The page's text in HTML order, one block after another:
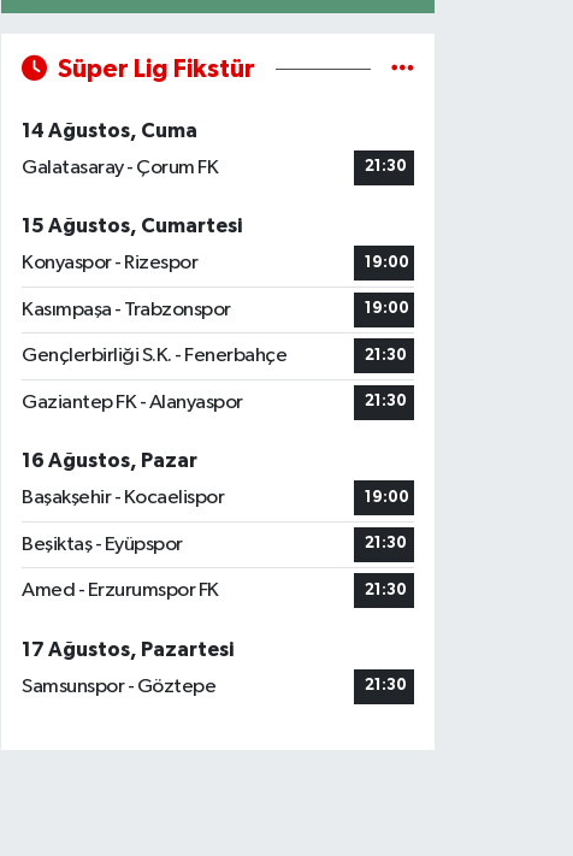
Süper Lig Fikstür
14 Ağustos, Cuma
Galatasaray - Çorum FK
21:30
15 Ağustos, Cumartesi
Konyaspor - Rizespor
19:00
Kasımpaşa - Trabzonspor 19:00
Gençlerbirliği S.K. - Fenerbahçe 21:30
Gaziantep FK - Alanyaspor 21:30
16 Ağustos, Pazar
Başakşehir - Kocaelispor
19:00
Beşiktaş - Eyüpspor 21:30
Amed - Erzurumspor FK 21:30
17 Ağustos, Pazartesi
Samsunspor - Göztepe
21:30